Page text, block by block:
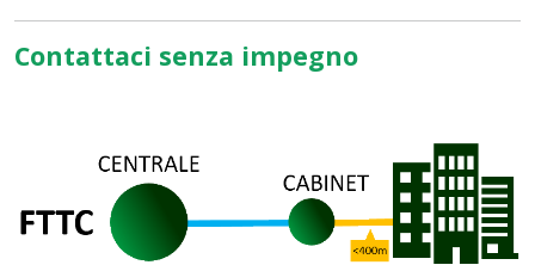
Contattaci senza impegno